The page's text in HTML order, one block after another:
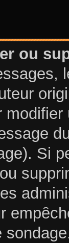
ou
Si